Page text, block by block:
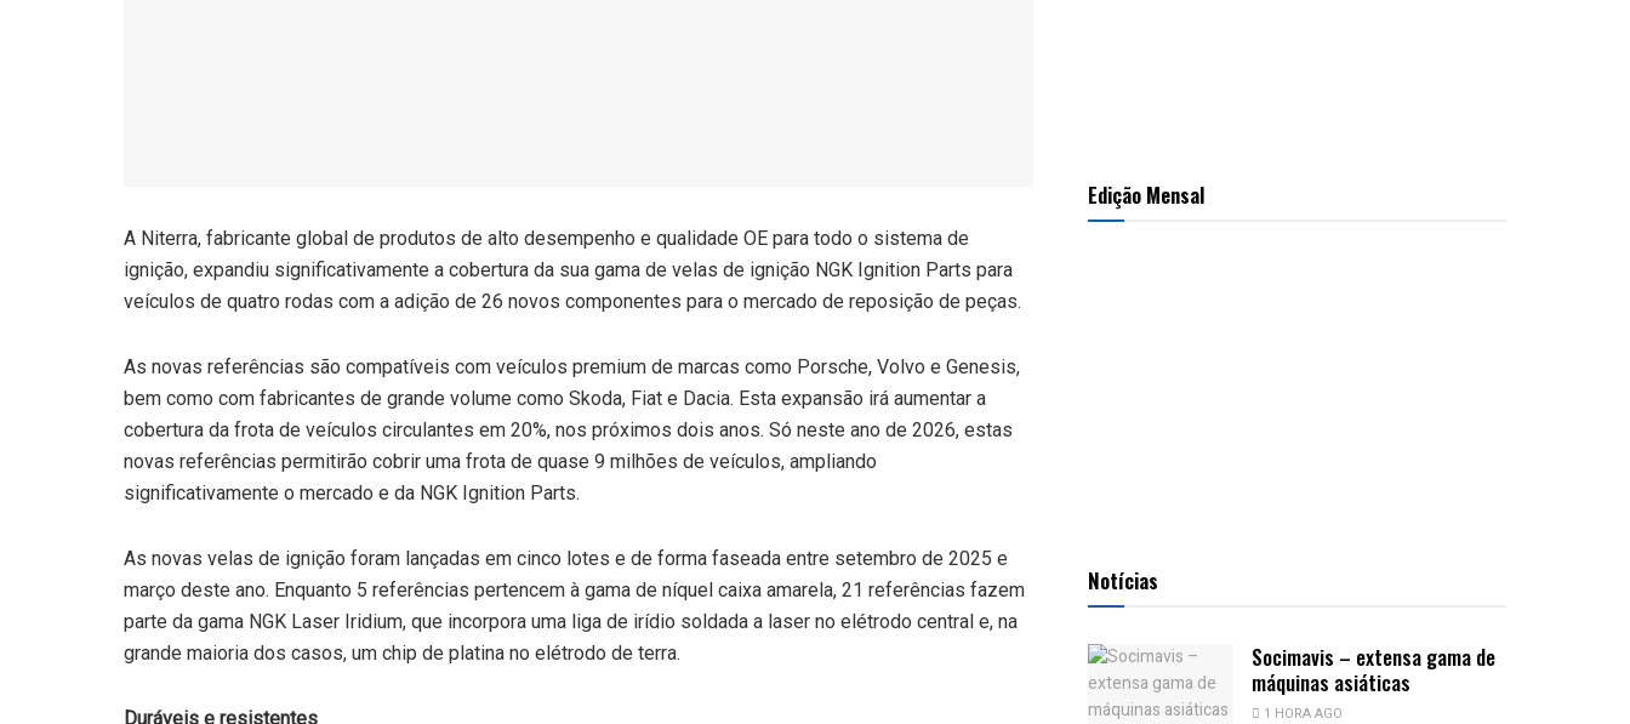
A Niterra, fabricante global de produtos de alto desempenho e qualidade OE para todo o sistema de
ignição, expandiu significativamente a cobertura da sua gama de velas de ignição NGK Ignition Parts para
veículos de quatro rodas com a adição de 26 novos componentes para o mercado de reposição de peças.
As novas referências são compatíveis com veículos premium de marcas como Porsche, Volvo e Genesis,
bem como com fabricantes de grande volume como Skoda, Fiat e Dacia. Esta expansão irá aumentar a
cobertura da frota de veículos circulantes em 20%, nos próximos dois anos. Só neste ano de 2026, estas
novas referências permitirão cobrir uma frota de quase 9 milhões de veículos, ampliando
significativamente o mercado e da NGK Ignition Parts.
As novas velas de ignição foram lançadas em cinco lotes e de forma faseada entre setembro de 2025 e
março deste ano. Enquanto 5 referências pertencem à gama de níquel caixa amarela, 21 referências fazem
parte da gama NGK Laser Iridium, que incorpora uma liga de irídio soldada a laser no elétrodo central e, na
grande maioria dos casos, um chip de platina no elétrodo de terra.
Duráveis e resistentes
Edição Mensal
Notícias
Socimavis – extensa gama de
máquinas asiáticas
1 HORA AGO